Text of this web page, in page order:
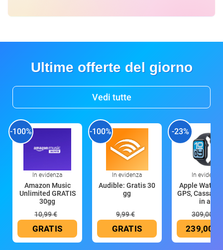
Ultime offerte del giorno
Vedi tutte
-100%
In evidenza
Amazon Music
Unlimited GRATIS
30gg
10,99 €
GRATIS
-100%
In evidenza
Audible: Gratis 30
gg
9,99 €
GRATIS
-23%
In evidenza
Apple Watch
GPS, Cassa
in all
309,00 €
239,00 €